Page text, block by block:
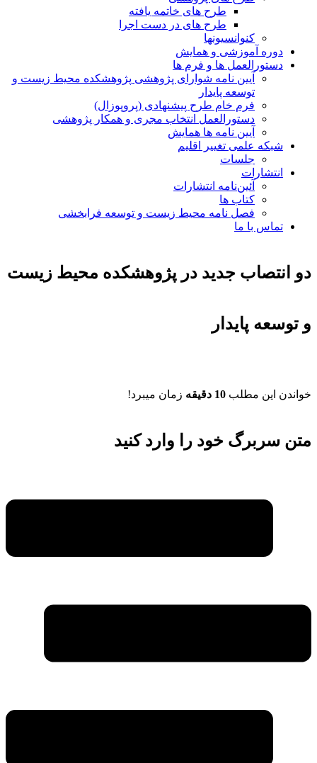
طرح های خاتمه یافته
طرح های در دست اجرا
کنوانسیونها
دوره آموزشی و همایش
دستورالعمل ها و فرم ها
آیین نامه شوارای پژوهشی پژوهشکده محیط زیست و
توسعه پایدار
فرم خام طرح پیشنهادی (پروپوزال)
دستورالعمل انتخاب مجری و همکار پژوهشی
آیین نامه ها همایش
شبکه علمی تغییر اقلیم
جلسات
انتشارات
آئین‌نامه انتشارات
کتاب ها
فصل نامه محیط زیست و توسعه فرابخشی
تماس با ما
دو انتصاب جدید در پژوهشکده محیط زیست
و توسعه پایدار
خواندن این مطلب 10 دقیقه زمان میبرد!
متن سربرگ خود را وارد کنید